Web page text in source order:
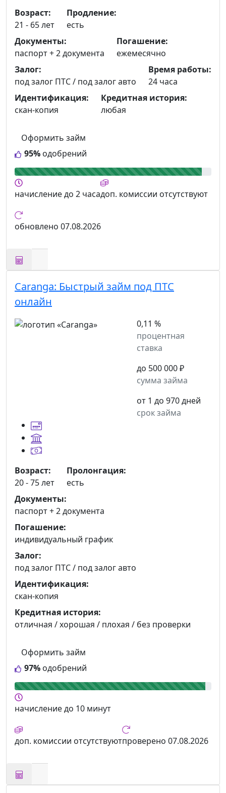
95% одобрений
Оформить займ
Возраст:
21 - 65 лет
Продление:
есть
Документы:
паспорт +2 документа
Погашение:
ежемесячно
Залог:
под залог ПТС / под залог авто
Время работы:
24 часа
Идентификация:
скан-копия
Кредитная история:
любая
начислениедо 2 часадоп. комиссии отсутствуют
обновлено 07.08.2026
Caranga: Быстрый займ под ПТС
онлайн
0,11 %
процентная
ставка
до 500 000 ₽
сумма займа
от 1 до 970 дней
срок займа
97% одобрений
Оформить займ
Возраст:
20 - 75 лет
Пролонгация:
есть
Документы:
паспорт +2 документа
Погашение:
индивидуальный график
Залог:
под залог ПТС / под залог авто
Идентификация:
скан-копия
Кредитная история:
отличная / хорошая / плохая / без проверки
начислениедо 10 минут
доп. комиссии отсутствуютпроверено 07.08.2026